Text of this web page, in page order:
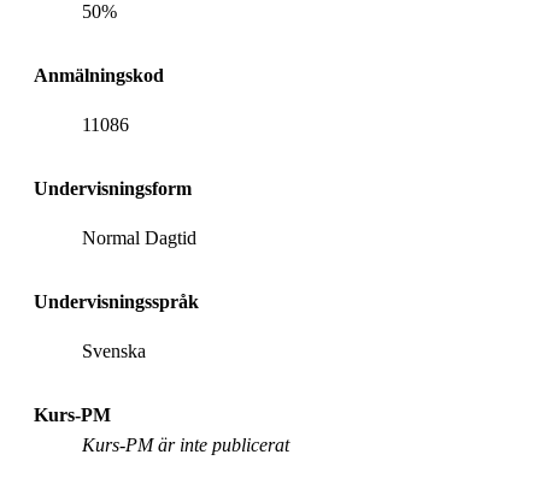
50%
Anmälningskod
11086
Undervisningsform
Normal Dagtid
Undervisningsspråk
Svenska
Kurs-PM
Kurs-PM är inte publicerat